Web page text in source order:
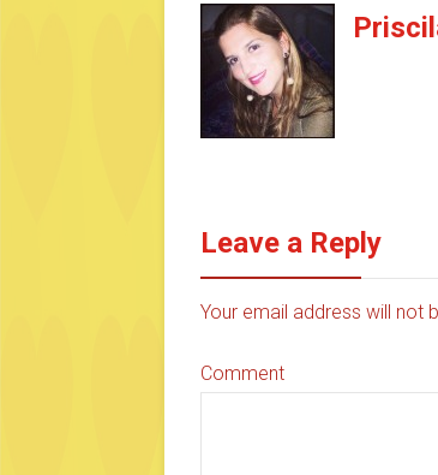
Leave a Reply
Your email address will not
Comment